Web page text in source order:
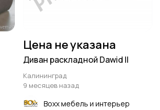
Цена не указана
Диван раскладной Dawid II
Калининград
9 месяцев назад
Boxx мебель и интерьер